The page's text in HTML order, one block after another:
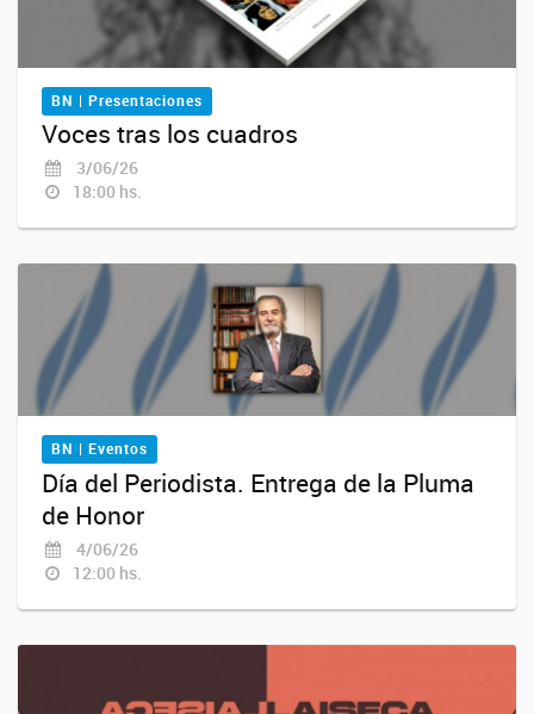
BN | Presentaciones
Voces tras los cuadros
3/06/26
18:00 hs.
BN | Eventos
Día del Periodista. Entrega de la Pluma
de Honor
4/06/26
12:00 hs.